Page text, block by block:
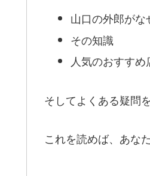
山口の外郎が
その知識
人気のおすすめ
そしてよくある疑問
これを読めば、あな